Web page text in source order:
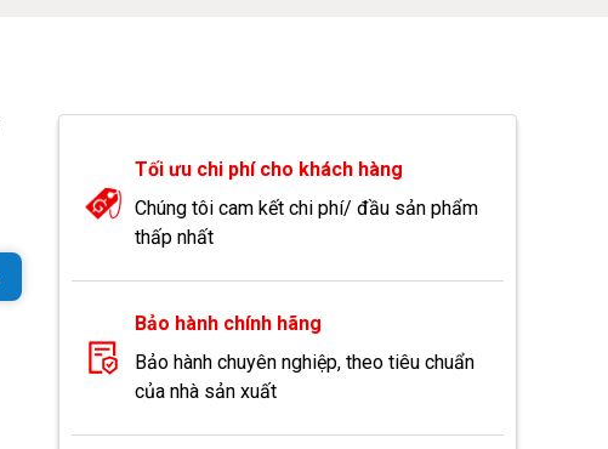
Tối ưu chi phí cho khách hàng
Chúng tôi cam kết chi phí/ đầu sản phẩm
thấp nhất
Bảo hành chính hãng
Bảo hành chuyên nghiệp, theo tiêu chuẩn
của nhà sản xuất